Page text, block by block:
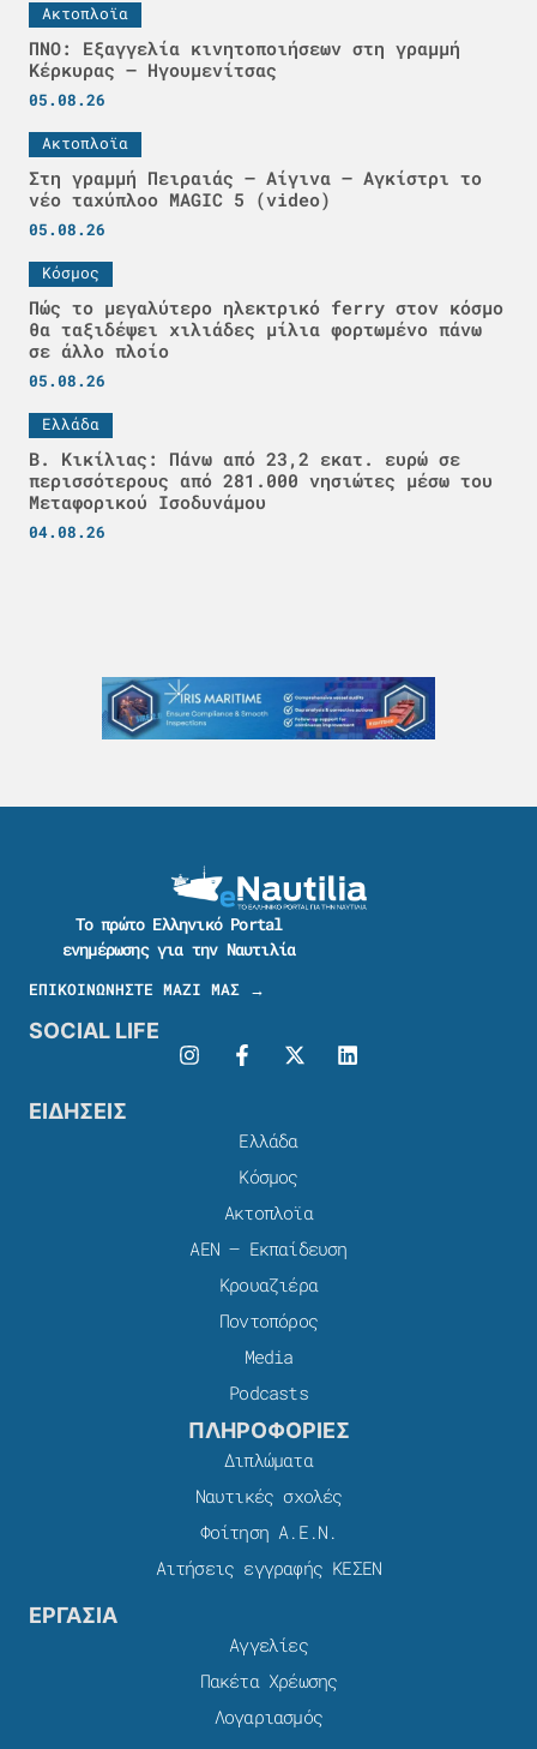
Ακτοπλοϊα
ΠΝΟ: Εξαγγελία κινητοποιήσεων στη γραμμή
Κέρκυρας – Ηγουμενίτσας
05.08.26
Ακτοπλοϊα
Στη γραμμή Πειραιάς – Αίγινα – Αγκίστρι το
νέο ταχύπλοο MAGIC 5 (video)
05.08.26
Κόσμος
Πώς το μεγαλύτερο ηλεκτρικό ferry στον κόσμο
θα ταξιδέψει χιλιάδες μίλια φορτωμένο πάνω
σε άλλο πλοίο
05.08.26
Ελλάδα
Β. Κικίλιας: Πάνω από 23,2 εκατ. ευρώ σε
περισσότερους από 281.000 νησιώτες μέσω του
Μεταφορικού Ισοδυνάμου
04.08.26
Το πρώτο Ελληνικό Portal
ενημέρωσης για την Ναυτιλία
ΕΠΙΚΟΙΝΩΝΗΣΤΕ ΜΑΖΙ ΜΑΣ →
SOCIAL LIFE
ΕΙΔΗΣΕΙΣ
Ελλάδα
Κόσμος
Ακτοπλοϊα
ΑΕΝ – Εκπαίδευση
Κρουαζιέρα
Ποντοπόρος
Media
Podcasts
ΠΛΗΡΟΦΟΡΙΕΣ
Διπλώματα
Ναυτικές σχολές
Φοίτηση Α.Ε.Ν.
Αιτήσεις εγγραφής ΚΕΣΕΝ
ΕΡΓΑΣΙΑ
Αγγελίες
Πακέτα Χρέωσης​
Λογαριασμός